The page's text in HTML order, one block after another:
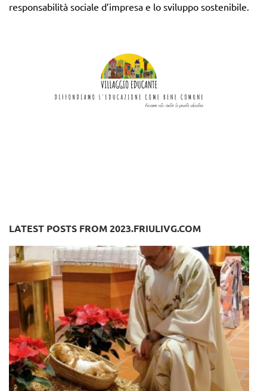
responsabilità sociale d’impresa e lo sviluppo sostenibile.
LATEST POSTS FROM 2023.FRIULIVG.COM